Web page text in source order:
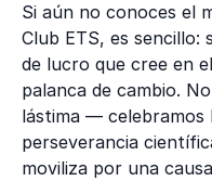
Si aún no conoces el
Club ETS, es sencillo:
de lucro que cree en
palanca de cambio.
lástima — celebramos
perseverancia
moviliza por una